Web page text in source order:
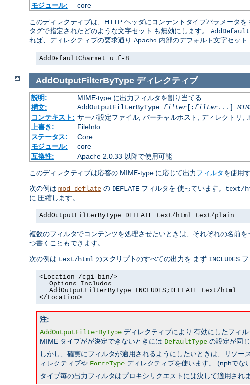
モジュール:
core
このディレクティブは、HTTP ヘッダにコンテントタイプパラメータ
タグで指定されたどのような文字セット も無効にします。
れば、ディレクティブの要求通り Apache 内部のデフォルト文字セット
AddDefaultCharset utf-8
AddOutputFilterByType ディレクティブ
説明:
MIME-type に出力フィルタを割り当てる
構文:
AddOutputFilterByType filter[;filter...]
コンテキスト: サーバ設定ファイル, バーチャルホスト, ディレクトリ,
上書き:
FileInfo
ステータス:
Core
モジュール:
core
互換性:
Apache 2.0.33 以降で使用可能
このディレクティブは応答の MIME-type に応じて出力フィルタを使用
次の例は mod_deflate の DEFLATE フィルタを 使っています。 text/
に 圧縮します。
AddOutputFilterByType DEFLATE text/html text/plain
複数のフィルタでコンテンツを処理させたいときは、それぞれの名前
つ書くこともできます。
次の例は text/html のスクリプトのすべての出力を まず INCLUDES
<Location /cgi-bin/>
Options Includes
AddOutputFilterByType INCLUDES;DEFLATE text/html
</Location>
注:
AddOutputFilterByType ディレクティブにより 有効にしたフィ
MIME タイプがが決定できないときには DefaultType の設定が同
しかし、確実にフィルタが適用されるようにしたいときは、リソ
ィレクティブや ForceType ディレクティブを使います。 (nphでな
タイプ毎の出力フィルタはプロキシリクエストには決して適用されま